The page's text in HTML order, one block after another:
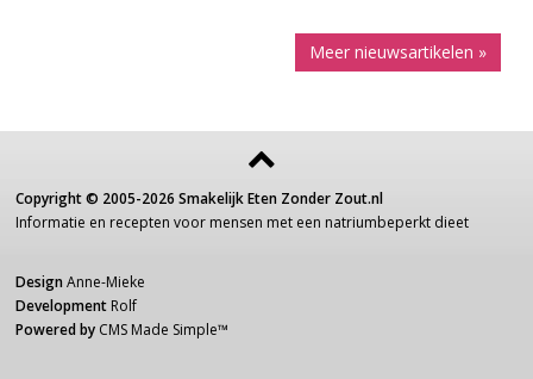
Meer nieuwsartikelen »
Copyright © 2005-2026 Smakelijk Eten Zonder Zout.nl
Informatie en recepten voor mensen met een natriumbeperkt dieet
Design Anne-Mieke
Development Rolf
Powered by CMS Made Simple™